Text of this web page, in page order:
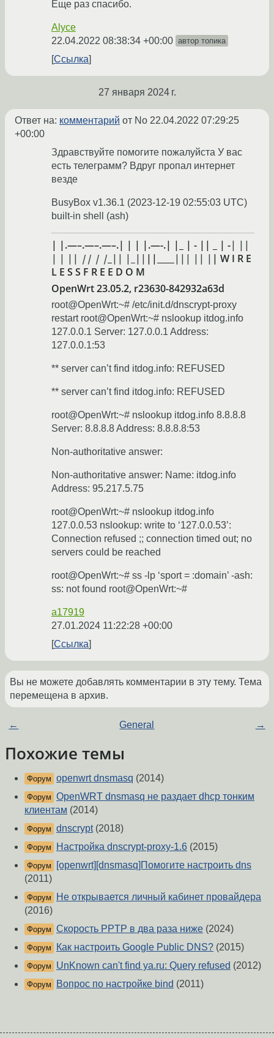
Еще раз спасибо.
Alyce
22.04.2022 08:38:34 +00:00 автор топика
Ссылка
27 января 2024 г.
Ответ на: комментарий от No 22.04.2022 07:29:25
+00:00
Здравствуйте помогите пожалуйста У вас
есть телеграмм? Вдруг пропал интернет
везде
BusyBox v1.36.1 (2023-12-19 02:55:03 UTC)
built-in shell (ash)
| |.—–.—–.—–.| | | |.—-.| |_ | - || _ | -| ||
| | || || | | || | | | ||____ || | | | | | W I R E
L E S S F R E E D O M
OpenWrt 23.05.2, r23630-842932a63d
root@OpenWrt:~# /etc/init.d/dnscrypt-proxy
restart root@OpenWrt:~# nslookup itdog.info
127.0.0.1 Server: 127.0.0.1 Address:
127.0.0.1:53
** server can’t find itdog.info: REFUSED
** server can’t find itdog.info: REFUSED
root@OpenWrt:~# nslookup itdog.info 8.8.8.8
Server: 8.8.8.8 Address: 8.8.8.8:53
Non-authoritative answer:
Non-authoritative answer: Name: itdog.info
Address: 95.217.5.75
root@OpenWrt:~# nslookup itdog.info
127.0.0.53 nslookup: write to ‘127.0.0.53’:
Connection refused ;; connection timed out; no
servers could be reached
root@OpenWrt:~# ss -lp ‘sport = :domain’ -ash:
ss: not found root@OpenWrt:~#
a17919
27.01.2024 11:22:28 +00:00
Ссылка
Вы не можете добавлять комментарии в эту тему. Тема
перемещена в архив.
← General →
Похожие темы
Форум openwrt dnsmasq (2014)
Форум OpenWRT dnsmasq не раздает dhcp тонким
клиентам (2014)
Форум dnscrypt(2018)
Форум Настройка dnscrypt-proxy-1.6 (2015)
Форум
[openwrt][dnsmasq]Помогите настроить dns
(2011)
Форум
Не открывается личный кабинет провайдера
(2016)
Форум Скорость PPTP в два раза ниже (2024)
Форум Как настроить Google Public DNS? (2015)
Форум UnKnown can't find ya.ru: Query refused (2012)
Форум Вопрос по настройке bind (2011)